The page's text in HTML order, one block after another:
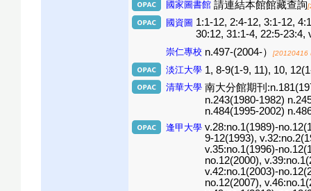
國家圖書館 請連結本館館藏查詢
國資圖 1:1-12, 2:4-12, 3:1-12,
30:12, 31:1-4, 22:5-23:4,
崇仁專校 n.497-(2004-） [20120416
淡江大學 1, 8-9(1-9, 11), 10,
清華大學 南大分館期刊
n.243(1980-1982)
n.484(1995-2002)
逢甲大學 v.28:no.1(1989)-
9-12(1993),
v.35:no.1(1996)-
no.12(2000),
v.42:no.1(2003)-
no.12(2007),